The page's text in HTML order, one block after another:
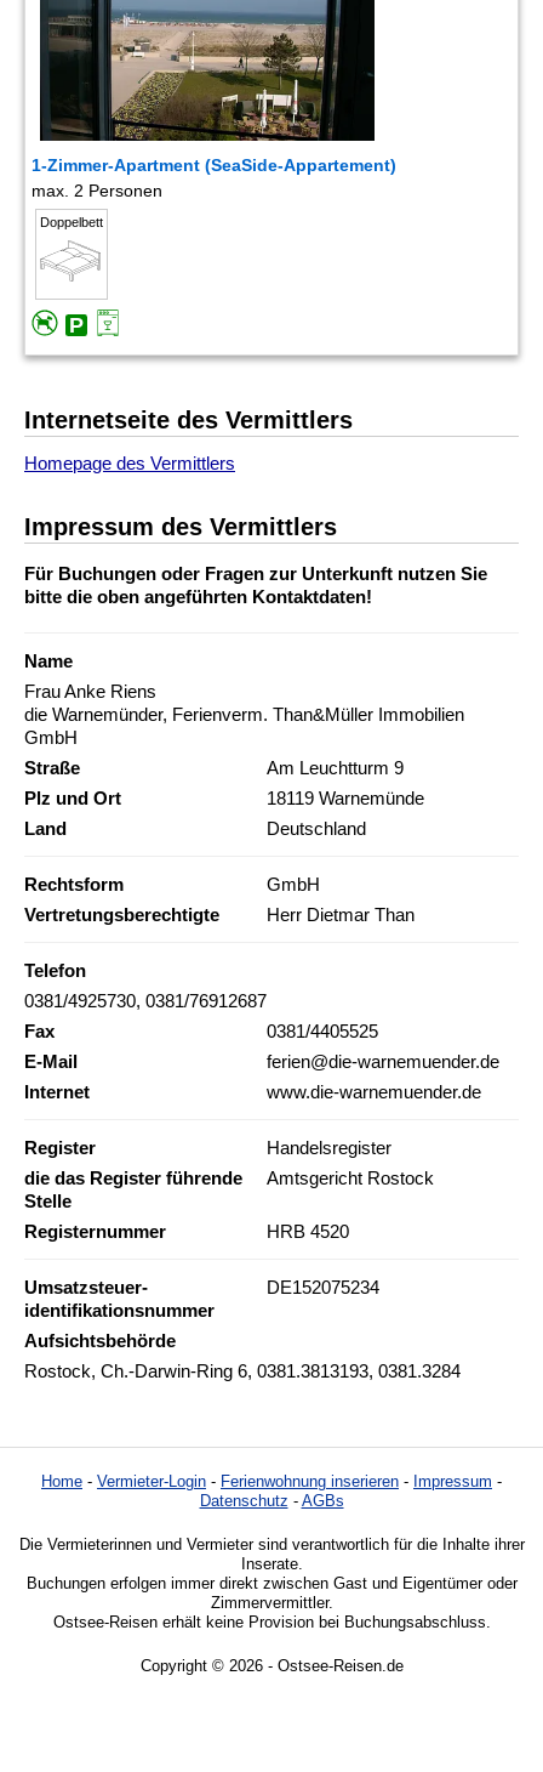
1-Zimmer-Apartment (SeaSide-Appartement)
max. 2 Personen
Doppelbett
Internetseite des Vermittlers
Homepage des Vermittlers
Impressum des Vermittlers
Für Buchungen oder Fragen zur Unterkunft nutzen Sie
bitte die oben angeführten Kontaktdaten!
Name
Frau Anke Riens
die Warnemünder, Ferienverm. Than&Müller Immobilien
GmbH
Straße
Am Leuchtturm 9
Plz und Ort
18119 Warnemünde
Land
Deutschland
Rechtsform
GmbH
Vertretungsberechtigte
Herr Dietmar Than
Telefon
0381/4925730, 0381/76912687
Fax
0381/4405525
E-Mail
ferien@die-warnemuender.de
Internet
www.die-warnemuender.de
Register
Handelsregister
die das Register führende
Stelle
Amtsgericht Rostock
Registernummer HRB 4520
Umsatzsteuer-
identifikationsnummer
DE152075234
Aufsichtsbehörde
Rostock, Ch.-Darwin-Ring 6, 0381.3813193, 0381.3284
Home - Vermieter-Login - Ferienwohnung inserieren - Impressum -
Datenschutz - AGBs
Die Vermieterinnen und Vermieter sind verantwortlich für die Inhalte ihrer
Inserate.
Buchungen erfolgen immer direkt zwischen Gast und Eigentümer oder
Zimmervermittler.
Ostsee-Reisen erhält keine Provision bei Buchungsabschluss.
Copyright © 2026 - Ostsee-Reisen.de